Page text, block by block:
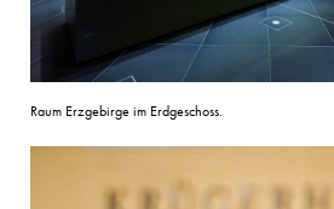
Raum Erzgebirge im Erdgeschoss.